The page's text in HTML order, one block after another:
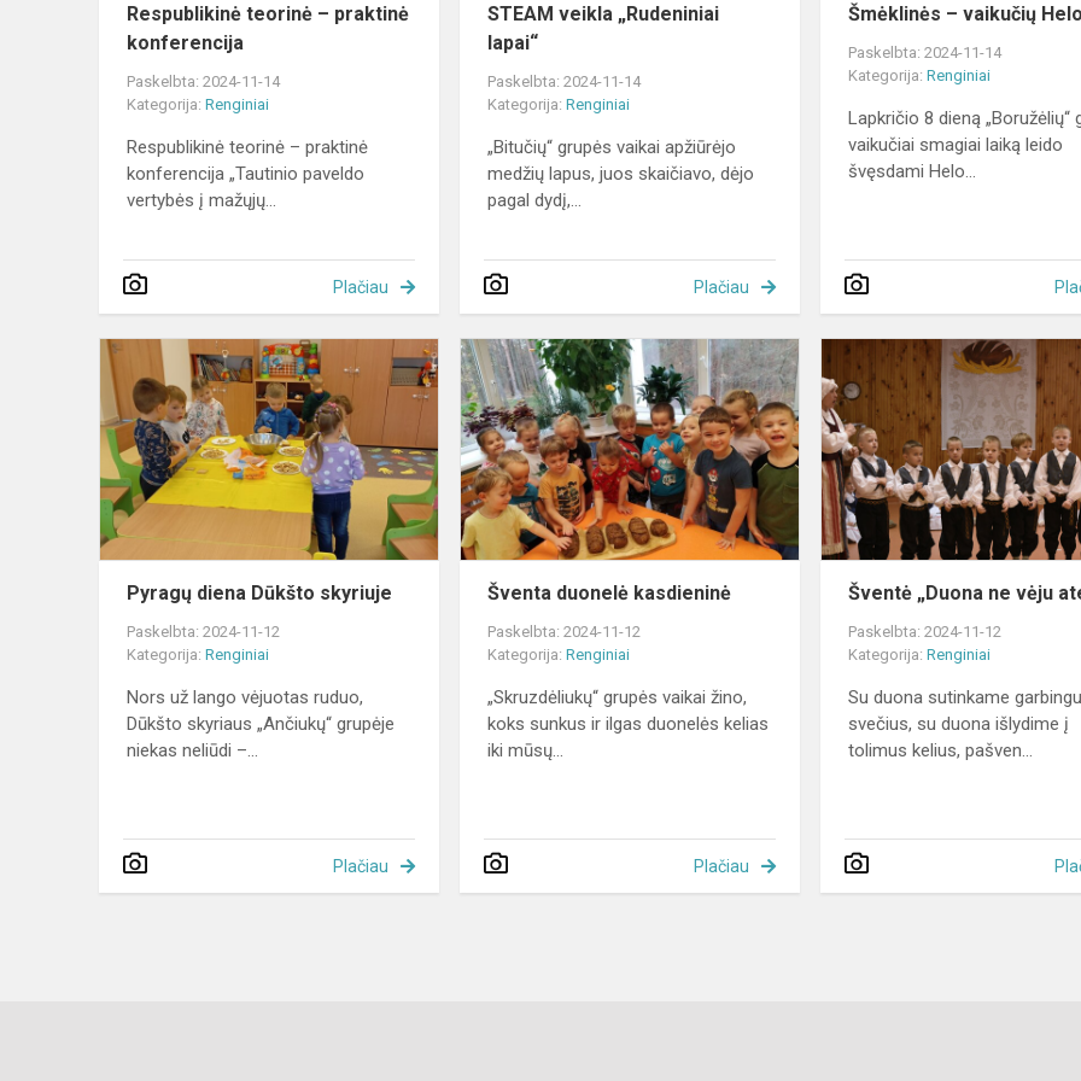
Respublikinė teorinė – praktinė
konferencija
Paskelbta: 2024-11-14
Kategorija: Renginiai
Respublikinė teorinė – praktinė
konferencija „Tautinio paveldo
vertybės į mažųjų...
Plačiau
STEAM veikla „Rudeniniai
lapai“
Paskelbta: 2024-11-14
Kategorija:Renginiai
„Bitučių“ grupės vaikai apžiūrėjo
medžių lapus, juos skaičiavo, dėjo
pagal dydį,...
Plačiau
Šmėklinės – vaikučių
Paskelbta: 2024-11-14
Kategorija:Renginiai
Lapkričio 8 dieną „Boružėlių“
vaikučiai smagiai laiką leido
švęsdami Helo...
Pyragų
diena
Dūkšto
skyriuje
Pyragų diena Dūkšto skyriuje
Paskelbta: 2024-11-12
Kategorija: Renginiai
Nors už lango vėjuotas ruduo,
Dūkšto skyriaus „Ančiukų“ grupėje
niekas neliūdi –...
Plačiau
Šventa
duonelė
kasdieninė
Šventa duonelė kasdieninė
Paskelbta: 2024-11-12
Kategorija:Renginiai
„Skruzdėliukų“ grupės vaikai žino,
koks sunkus ir ilgas duonelės kelias
iki mūsų...
Plačiau
Šventė „Duona ne vėju
Paskelbta: 2024-11-12
Kategorija:Renginiai
Su duona sutinkame
svečius, su duona išlydime į
tolimus kelius, pašven...